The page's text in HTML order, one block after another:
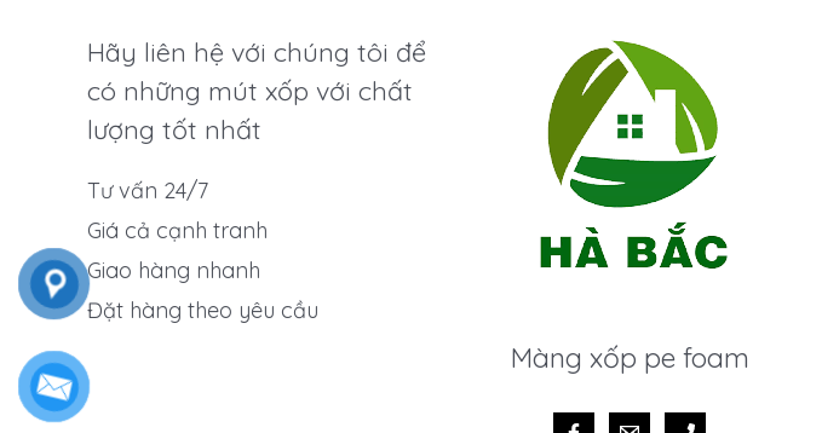
Hãy liên hệ với chúng tôi để
có những mút xốp với chất
lượng tốt nhất
Tư vấn 24/7
Giá cả cạnh tranh
Giao hàng nhanh
Đặt hàng theo yêu cầu
Màng xốp pe foam